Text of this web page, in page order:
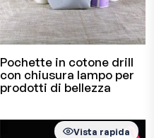
Pochette in cotone drill
con chiusura lampo per
prodotti di bellezza
Vista rapida